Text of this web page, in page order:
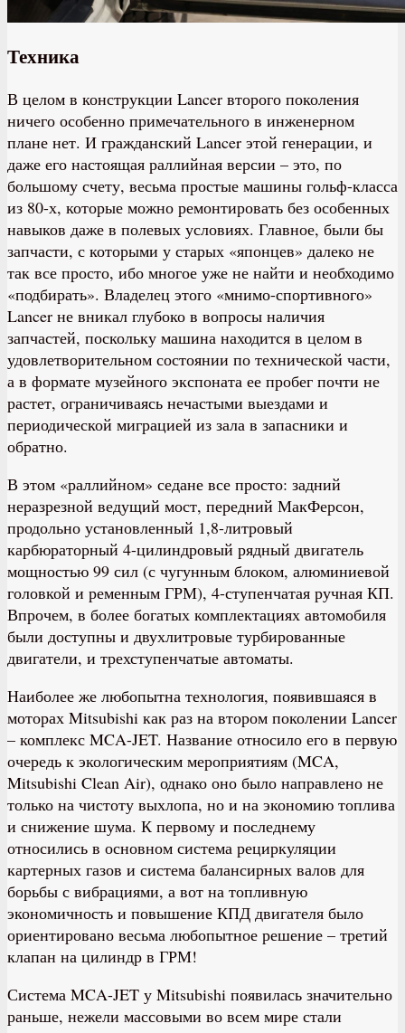
Техника​
В целом в конструкции Lancer второго поколения
ничего особенно примечательного в инженерном
плане нет. И гражданский Lancer этой генерации, и
даже его настоящая раллийная версии – это, по
большому счету, весьма простые машины гольф-класса
из 80-х, которые можно ремонтировать без особенных
навыков даже в полевых условиях. Главное, были бы
запчасти, с которыми у старых «японцев» далеко не
так все просто, ибо многое уже не найти и необходимо
«подбирать». Владелец этого «мнимо-спортивного»
Lancer не вникал глубоко в вопросы наличия
запчастей, поскольку машина находится в целом в
удовлетворительном состоянии по технической части,
а в формате музейного экспоната ее пробег почти не
растет, ограничиваясь нечастыми выездами и
периодической миграцией из зала в запасники и
обратно.
В этом «раллийном» седане все просто: задний
неразрезной ведущий мост, передний МакФерсон,
продольно установленный 1,8-литровый
карбюраторный 4-цилиндровый рядный двигатель
мощностью 99 сил (с чугунным блоком, алюминиевой
головкой и ременным ГРМ), 4-ступенчатая ручная КП.
Впрочем, в более богатых комплектациях автомобиля
были доступны и двухлитровые турбированные
двигатели, и трехступенчатые автоматы.
Наиболее же любопытна технология, появившаяся в
моторах Mitsubishi как раз на втором поколении Lancer
– комплекс MCA-JET. Название относило его в первую
очередь к экологическим мероприятиям (MCA,
Mitsubishi Clean Air), однако оно было направлено не
только на чистоту выхлопа, но и на экономию топлива
и снижение шума. К первому и последнему
относились в основном система рециркуляции
картерных газов и система балансирных валов для
борьбы с вибрациями, а вот на топливную
экономичность и повышение КПД двигателя было
ориентировано весьма любопытное решение – третий
клапан на цилиндр в ГРМ!
Система MCA-JET у Mitsubishi появилась значительно
раньше, нежели массовыми во всем мире стали